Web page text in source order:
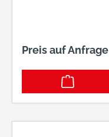
Preis auf Anfrage